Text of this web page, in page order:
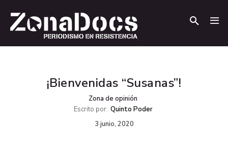
¡Bienvenidas “Susanas”!
Zona de opinión
Escrito por: Quinto Poder
3 junio, 2020